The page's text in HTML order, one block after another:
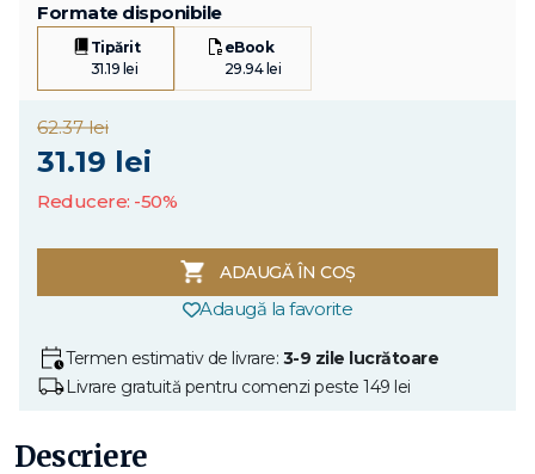
Formate disponibile
Tipărit
31.19 lei
eBook
29.94 lei
62.37 lei
31.19 lei
Reducere: -50%
ADAUGĂ ÎN COȘ
Adaugă la favorite
Termen estimativ de livrare: 3-9 zile lucrătoare
Livrare gratuită pentru comenzi peste 149 lei
Descriere